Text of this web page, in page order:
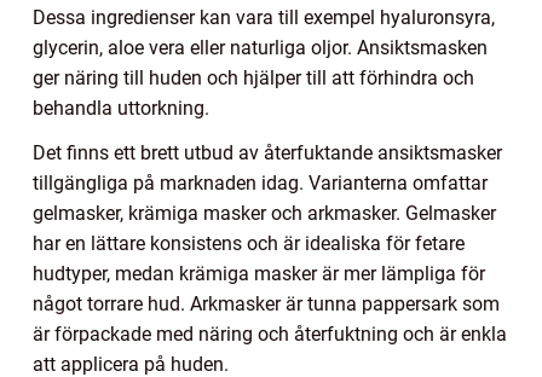
Dessa ingredienser kan vara till exempel hyaluronsyra,
glycerin, aloe vera eller naturliga oljor. Ansiktsmasken
ger näring till huden och hjälper till att förhindra och
behandla uttorkning.
Det finns ett brett utbud av återfuktande ansiktsmasker
tillgängliga på marknaden idag. Varianterna omfattar
gelmasker, krämiga masker och arkmasker. Gelmasker
har en lättare konsistens och är idealiska för fetare
hudtyper, medan krämiga masker är mer lämpliga för
något torrare hud. Arkmasker är tunna pappersark som
är förpackade med näring och återfuktning och är enkla
att applicera på huden.